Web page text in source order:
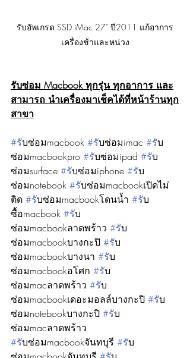
รับอัพเกรด SSD iMac 27" ปี2011 แก้อาการ
เครื่องช้าและหน่วง
รับซ่อม Macbook ทุกรุ่น ทุกอาการ และ
สามารถ นำเครื่องมาเช็คได้ที่หน้าร้านทุก
สาขา
#รับซ่อมmacbook #รับซ่อมimac #รับ
ซ่อมmacbookpro #รับซ่อมipad #รับ
ซ่อมsurface #รับซ่อมiphone #รับ
ซ่อมnotebook #รับซ่อมmacbookเปิดไม่
ติด #รับซ่อมmacbookโดนน้ำ #รับ
ซื้อmacbook #รับ
ซ่อมmacbookลาดพร้าว #รับ
ซ่อมmacbookบางกะปิ #รับ
ซ่อมmacbookบางนา #รับ
ซ่อมmacbookอโศก #รับ
ซ่อมmacลาดพร้าว #รับ
ซ่อมmacbookเดอะมอลล์บางกะปิ #รับ
ซ่อมnotebookบางกะปิ #รับ
ซ่อมmacลาดพร้าว
#รับซ่อมmacbookจันทบุรี #รับ